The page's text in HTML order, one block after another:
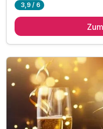
3 x reichhaltiges
1 x Welcome Drink***
3 x Punsch oder
inkl. 10% Rabatt im
inkl. kostenloses Parken
inkl. WLAN Nutzung im Hotel
3,9 / 6